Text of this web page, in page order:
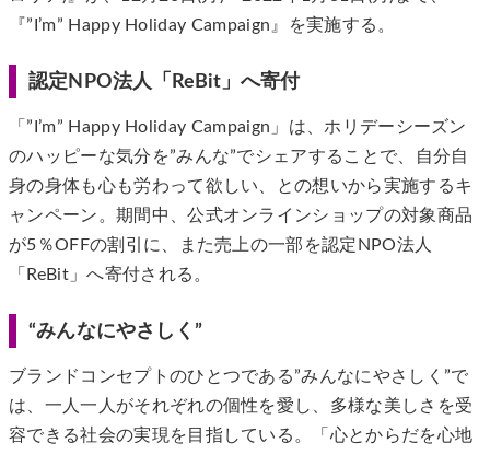
『”I’m” Happy Holiday Campaign』を実施する。
認定NPO法人「ReBit」へ寄付
「”I’m” Happy Holiday Campaign」は、ホリデーシーズン
のハッピーな気分を”みんな”でシェアすることで、自分自
身の身体も心も労わって欲しい、との想いから実施するキ
ャンペーン。期間中、公式オンラインショップの対象商品
が5％OFFの割引に、また売上の一部を認定NPO法人
「ReBit」へ寄付される。
“みんなにやさしく”
ブランドコンセプトのひとつである”みんなにやさしく”で
は、一人一人がそれぞれの個性を愛し、多様な美しさを受
容できる社会の実現を目指している。「心とからだを心地